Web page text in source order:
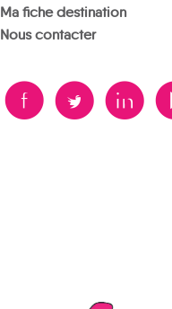
Ma fiche destination
Nous contacter
B A D